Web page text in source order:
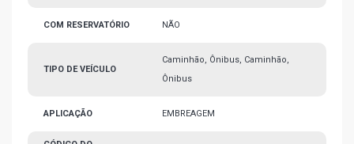
COM RESERVATÓRIO NÃO
TIPO DE VEÍCULO
Caminhão, Ônibus, Caminhão,
Ônibus
APLICAÇÃO EMBREAGEM